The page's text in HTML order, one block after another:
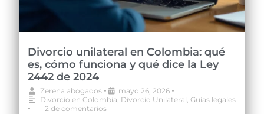
Divorcio unilateral en Colombia: qué
es, cómo funciona y qué dice la Ley
2442 de 2024
Zerena abogados • mayo 26, 2026 •
Divorcio en Colombia Divorcio Unilateral Guías legales
• 2 de comentarios